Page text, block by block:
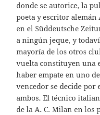
donde se autorice, la
poeta y escritor
en el Süddeutsche
a ningún jeque, y
mayoría de los otros
vuelta constituyen una
haber empate en uno
vencedor se decide por
ambos. El técnico
de la A. C. Milan en los